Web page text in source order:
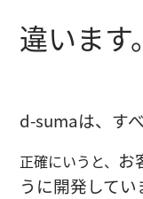
違います
d-sumaは、す
正確にいうと、 お
うに開発してい